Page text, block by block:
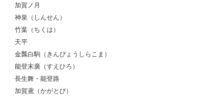
加賀ノ月
神泉（しんせん）
竹葉（ちくは）
天平
金瓢白駒（きんぴょうしらこま）
能登末廣（すえひろ）
長生舞・能登路
加賀鳶（かがとび）